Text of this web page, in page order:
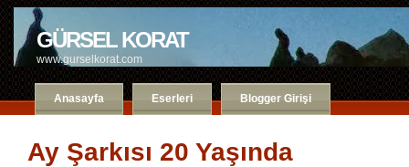
GÜRSEL KORAT
www.gurselkorat.com
Anasayfa Eserleri Blogger Girişi
Ay Şarkısı 20 Yaşında